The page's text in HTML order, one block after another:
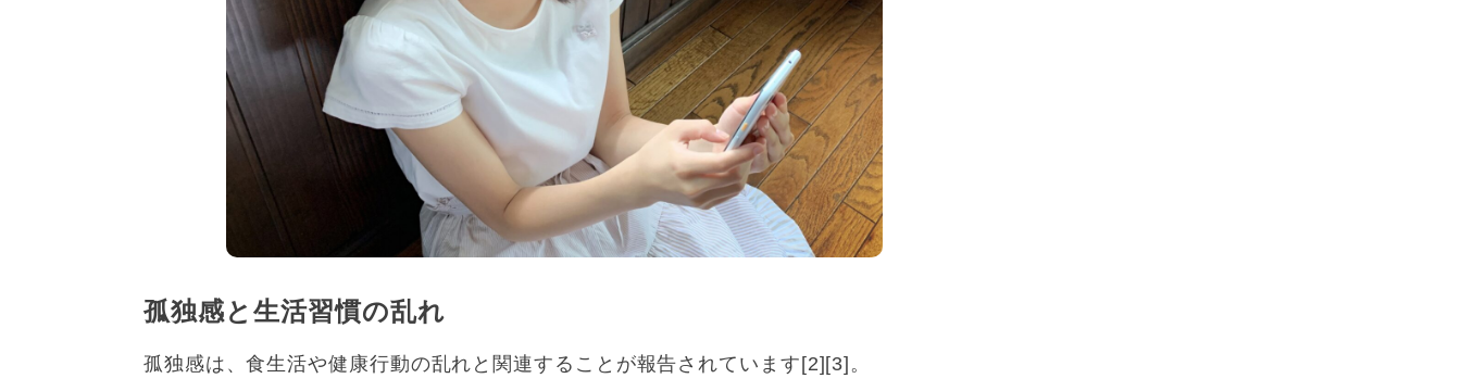
孤独感と生活習慣の乱れ
孤独感は、食生活や健康行動の乱れと関連することが報告されています[2][3]。